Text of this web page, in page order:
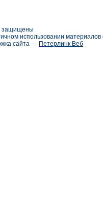
защищены
использовании
сайта — Петерлинк Веб